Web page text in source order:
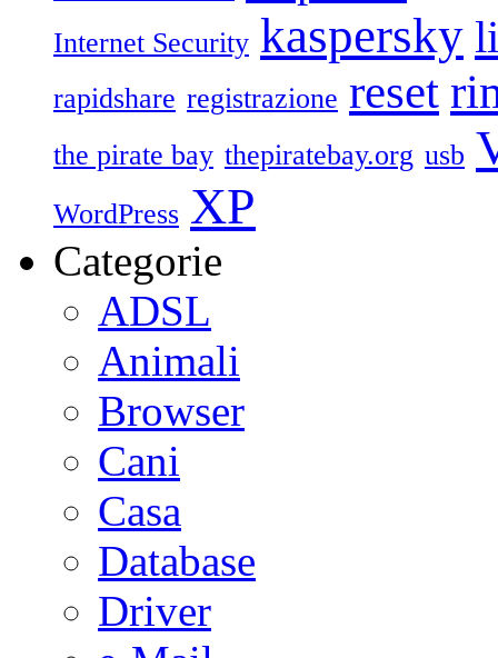
Internet Security kaspersky
rapidshare registrazione reset
the pirate bay thepiratebay.org usb
WordPress XP
Categorie
ADSL
Animali
Browser
Cani
Casa
Database
Driver